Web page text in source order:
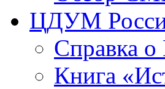
ЦДУМ
Справка
Книга